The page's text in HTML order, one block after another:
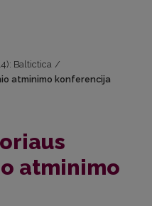
Baltictica /
atminimo konferencija
atminimo